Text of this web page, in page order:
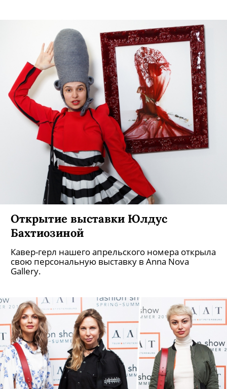
Открытие выставки Юлдус
Бахтиозиной
Кавер-герл нашего апрельского номера открыла
свою персональную выставку в Anna Nova
Gallery.